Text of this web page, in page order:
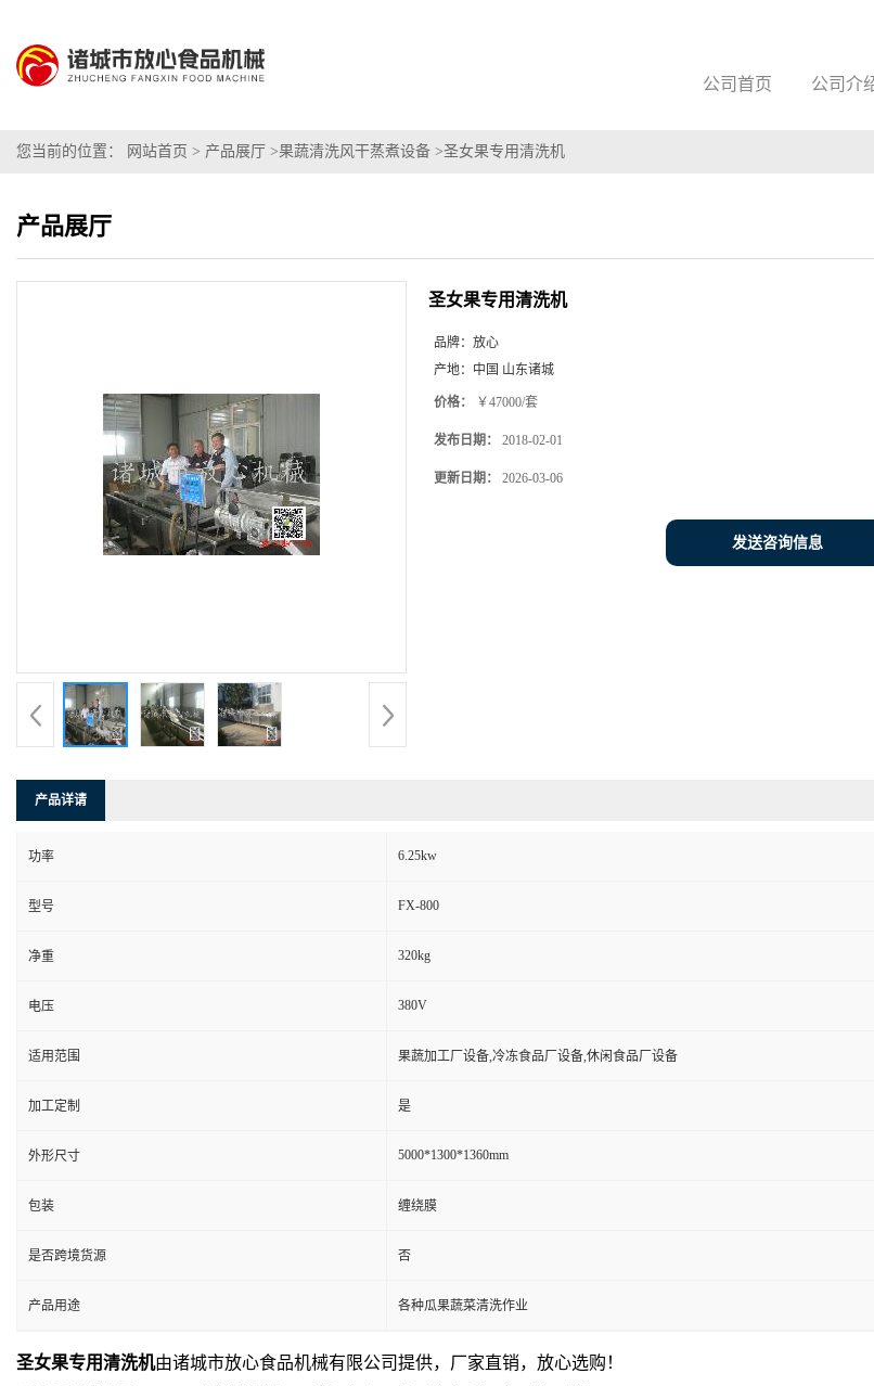
公司首页 公司介
您当前的位置： 网站首页 > 产品展厅 >果蔬清洗风干蒸煮设备 >圣女果专用清洗机
产品展厅
圣女果专用清洗机
品牌： 放心
产地： 中国 山东诸城
价格： ￥47000/套
发布日期： 2018-02-01
更新日期： 2026-03-06
发送咨询信息
产品详请
功率 6.25kw
型号 FX-800
净重 320kg
电压 380V
适用范围 果蔬加工厂设备,冷冻食品厂设备,休闲食品厂设备
加工定制 是
外形尺寸 5000*1300*1360mm
包装 缠绕膜
是否跨境货源 否
产品用途 各种瓜果蔬菜清洗作业
圣女果专用清洗机由诸城市放心食品机械有限公司提供，厂家直销，放心选购！